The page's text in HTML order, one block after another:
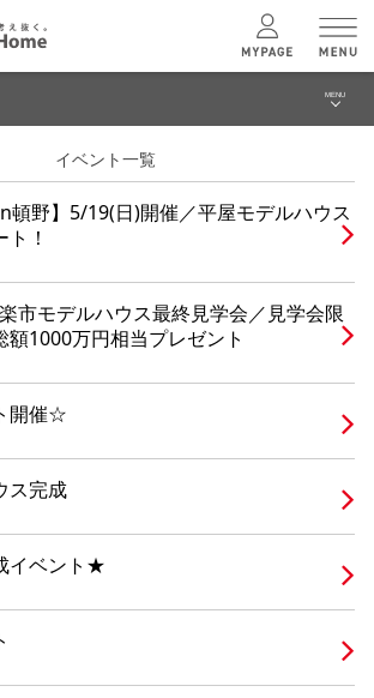
ホームの特長
ン
ョン
・コラボ情報
識
MENU
イベント一覧
頓野】5/19(日)開催／平屋モデルハウス
！
市モデルハウス最終見学会／見学会限
額1000万円相当プレゼント
開催☆
ス完成
イベント★